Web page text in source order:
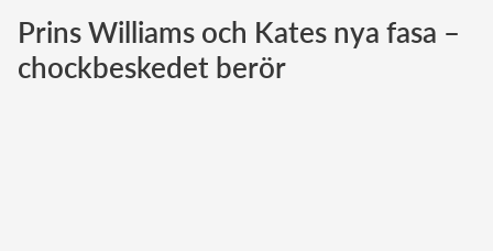
Norska kungahuset
Danska kungahuset
Prins Williams och Kates nya fasa –
chockbeskedet berör